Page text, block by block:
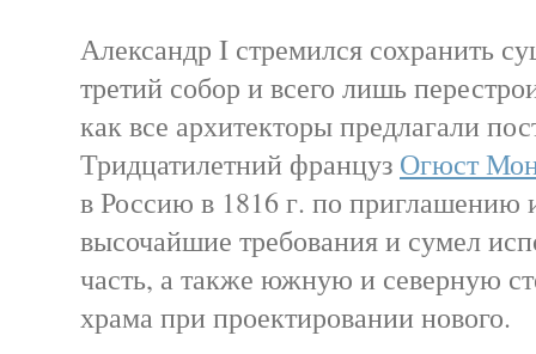
Александр I стремился сохранить
третий собор и всего лишь
как все архитекторы предлагали
Тридцатилетний француз Огюст
в Россию в 1816 г. по приглашению
высочайшие требования и сумел
часть, а также южную и северную
храма при проектировании нового.